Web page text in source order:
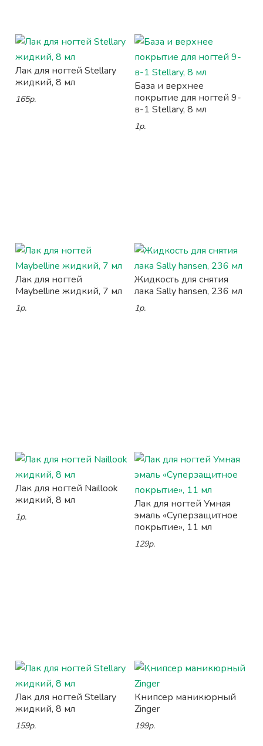
Лак для ногтей Stellary
жидкий, 8 мл
165р.
База и верхнее
покрытие для ногтей 9-
в-1 Stellary, 8 мл
1р.
Лак для ногтей
Maybelline жидкий, 7 мл
1р.
Жидкость для снятия
лака Sally hansen, 236 мл
1р.
Лак для ногтей Naillook
жидкий, 8 мл
1р.
Лак для ногтей Умная
эмаль «Суперзащитное
покрытие», 11 мл
129р.
Лак для ногтей Stellary
жидкий, 8 мл
159р.
Книпсер маникюрный
Zinger
199р.